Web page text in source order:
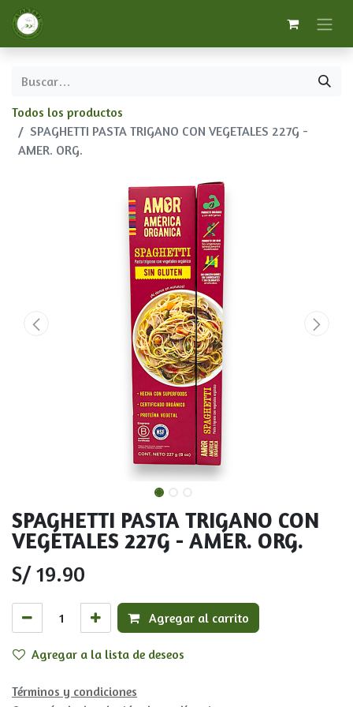
Todos los productos
SPAGHETTI PASTA TRIGANO CON VEGETALES 227G -
AMER. ORG.
SPAGHETTI PASTA TRIGANO CON
VEGETALES 227G - AMER. ORG.
S/19.90
Agregar al carrito
Agregar a la lista de deseos
Términos y condiciones